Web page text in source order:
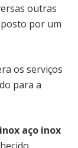
outras
por um
os serviços
para a
aço inox